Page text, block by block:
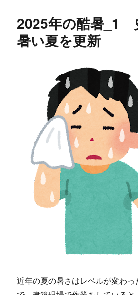
2025年の酷暑_1
暑い夏を更新
近年の夏の暑さはレベルが変わっ